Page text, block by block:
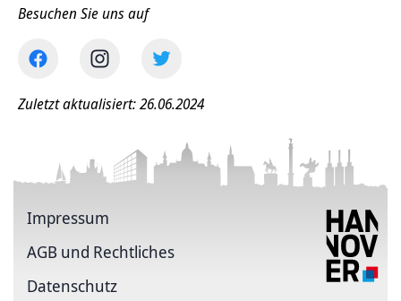
Besuchen Sie uns auf
Zuletzt aktualisiert: 26.06.2024
Impressum
AGB und Rechtliches
Datenschutz